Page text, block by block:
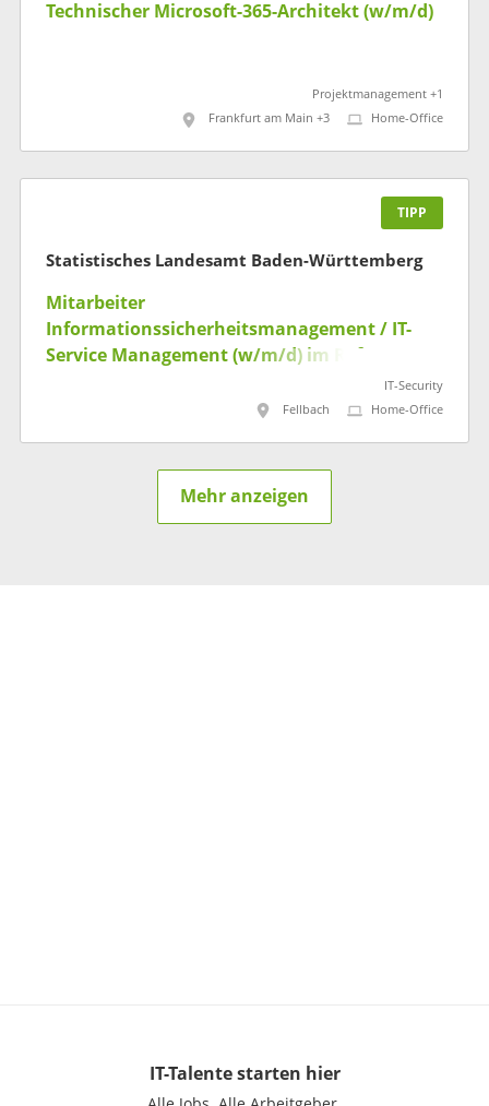
Technischer Microsoft-365-Architekt (w/m/d)
Projektmanagement +1
Frankfurt am Main +3
Home-Office
TIPP
Statistisches Landesamt Baden-Württemberg
Mitarbeiter
Informationssicherheitsmanagement / IT-
Service Management (w/m/d) im Referat "IT-
IT-Security
Fellbach
Home-Office
Mehr anzeigen
IT-Talentestarten hier